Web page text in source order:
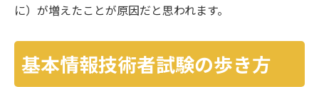
に）が増えたことが原因だと思われます。
基本情報技術者試験の歩き方